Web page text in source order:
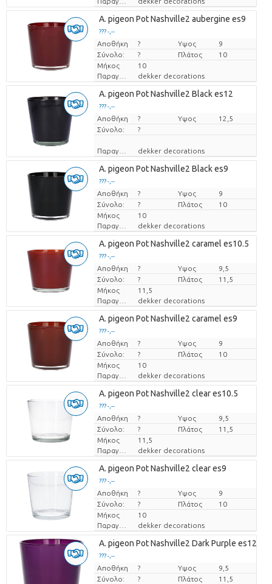
A. pigeon Pot Nashville2 aubergine es9
??? -,--
Τιμή ανά τεμάχιο
Αποθήκη ? Υψος
9
Σύνολο:
? Πλάτος
10
Μήκος
10
Παραγωγός
dekker decorations
A. pigeon Pot Nashville2 Black es12
??? -,--
Τιμή ανά τεμάχιο
Αποθήκη ? Υψος
12,5
Σύνολο:
?
Παραγωγός dekker decorations
A. pigeon Pot Nashville2 Black es9
??? -,--
Τιμή ανά τεμάχιο
Αποθήκη ? Υψος
9
Σύνολο:
? Πλάτος
10
Μήκος
10
Παραγωγός
dekker decorations
A. pigeon Pot Nashville2 caramel es10.5
??? -,--
Τιμή ανά τεμάχιο
Αποθήκη ? Υψος
9,5
Σύνολο:
? Πλάτος
11,5
Μήκος
11,5
Παραγωγός
dekker decorations
A. pigeon Pot Nashville2 caramel es9
??? -,--
Τιμή ανά τεμάχιο
Αποθήκη ? Υψος
9
Σύνολο:
? Πλάτος
10
Μήκος
10
Παραγωγός
dekker decorations
A. pigeon Pot Nashville2 clear es10.5
??? -,--
Τιμή ανά τεμάχιο
Αποθήκη ? Υψος
9,5
Σύνολο:
? Πλάτος
11,5
Μήκος
11,5
Παραγωγός
dekker decorations
A. pigeon Pot Nashville2 clear es9
??? -,--
Τιμή ανά τεμάχιο
Αποθήκη ? Υψος
9
Σύνολο:
? Πλάτος
10
Μήκος
10
Παραγωγός
dekker decorations
A. pigeon Pot Nashville2 Dark Purple es12cm
??? -,--
Τιμή ανά τεμάχιο
Αποθήκη ? Υψος
9,5
Σύνολο:
? Πλάτος
11,5